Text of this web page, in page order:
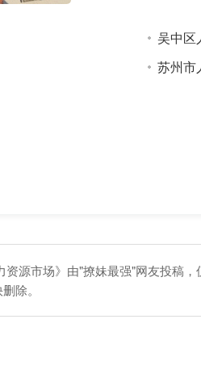
吴中区
苏州市
资源市场》由"撩妹最强"网友投稿
除。